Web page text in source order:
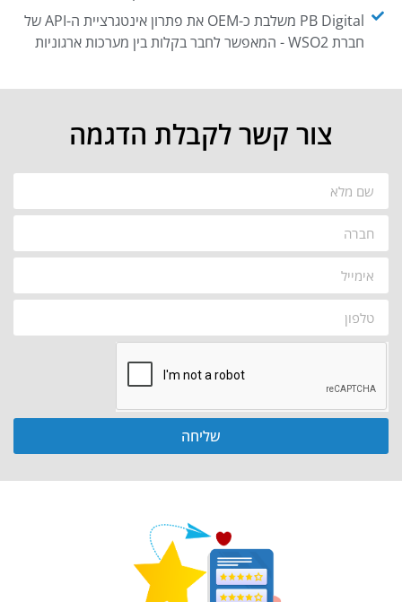
PB Digital משלבת כ-OEM את פתרון אינטגרציית ה-API של
חברת WSO2 - המאפשר לחבר בקלות בין מערכות ארגוניות
צור קשר לקבלת הדגמה
שליחה